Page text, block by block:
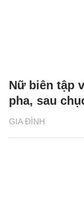
GIA ĐÌNH
Nữ biên tập
pha, sau